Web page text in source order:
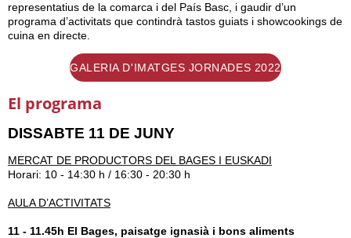
representatius de la comarca i del País Basc, i gaudir d’un
programa d’activitats que contindrà tastos guiats i showcookings de
cuina en directe.
GALERIA D'IMATGES JORNADES 2022
El programa
DISSABTE 11 DE JUNY
MERCAT DE PRODUCTORS DEL BAGES I EUSKADI
Horari: 10 - 14:30 h / 16:30 - 20:30 h
AULA D’ACTIVITATS
11 - 11.45h El Bages, paisatge ignasià i bons aliments